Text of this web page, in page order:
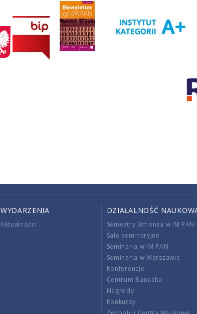
WYDARZENIA
Aktualności
DZIAŁALNOŚĆ
Semestry Simonsa w IM PAN
Sale seminaryjne
Seminaria w IM PAN
Seminaria w Warszawie
Konferencje
Centrum Banacha
Nagrody
Konkursy